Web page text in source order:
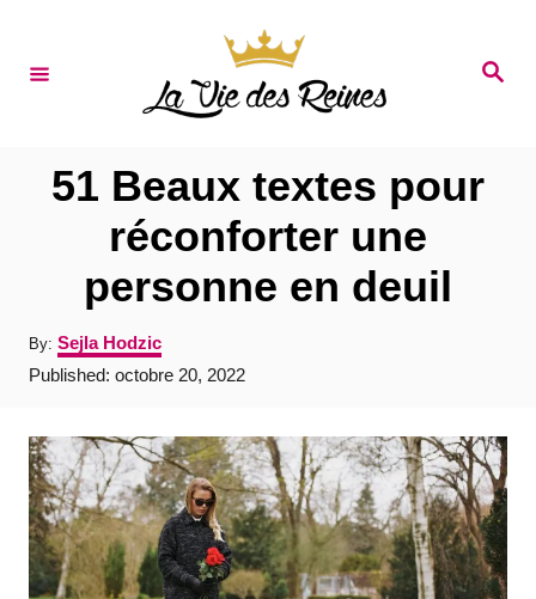
S
51 Beaux textes pour
réconforter une
personne en deuil
By: A
u
t
o
Sejla Hodzic
P
t
e
d
o
n
Published: octobre 20, 2022